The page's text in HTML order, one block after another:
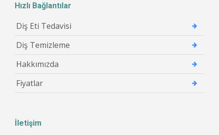
Hızlı Bağlantılar
Diş Eti Tedavisi
Diş Temizleme
Hakkımızda
Fiyatlar
İletişim